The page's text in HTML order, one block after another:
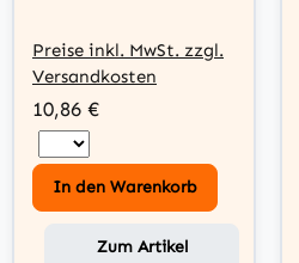
Disc)
Preise inkl. MwSt. zzgl.
Versandkosten
10,86 €
In den Warenkorb
Zum Artikel